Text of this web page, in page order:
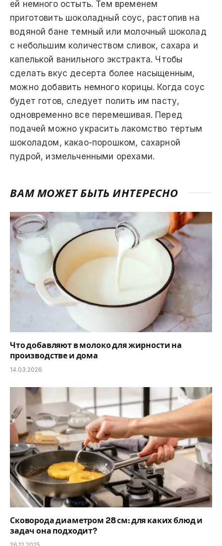
ей немного остыть. Тем временем
приготовить шоколадный соус, растопив на
водяной бане темный или молочный шоколад
с небольшим количеством сливок, сахара и
капелькой ванильного экстракта. Чтобы
сделать вкус десерта более насыщенным,
можно добавить немного корицы. Когда соус
будет готов, следует полить им пасту,
одновременно все перемешивая. Перед
подачей можно украсить лакомство тертым
шоколадом, какао-порошком, сахарной
пудрой, измельченными орехами.
ВАМ МОЖЕТ БЫТЬ ИНТЕРЕСНО
Что добавляют в молоко для жирности на
производстве и дома
14.03.2026
Сковорода диаметром 28 см: для каких блюд и
задач она подходит?